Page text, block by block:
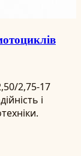
2,75-17
і